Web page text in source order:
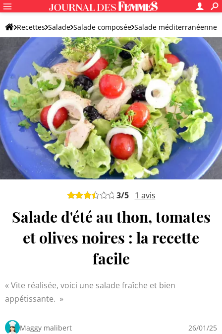
Recettes Salade Salade composée Salade méditerranéenne
3/5 1 avis
Salade d'été au thon, tomates
et olives noires : la recette
facile
Vite réalisée, voici une salade fraîche et bien
appétissante.
Maggy malibert 26/01/25